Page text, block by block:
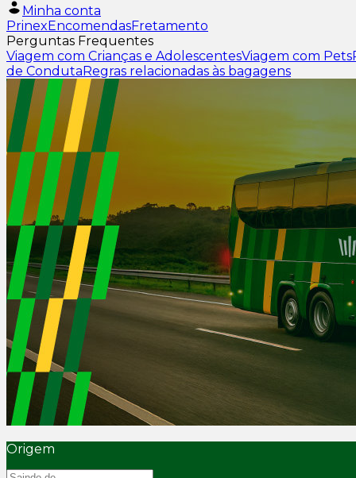
Minha conta
PrinexEncomendasFretamento
Perguntas Frequentes
Viagem com Crianças e AdolescentesViagem com Pets
de CondutaRegras relacionadas às bagagens
Origem